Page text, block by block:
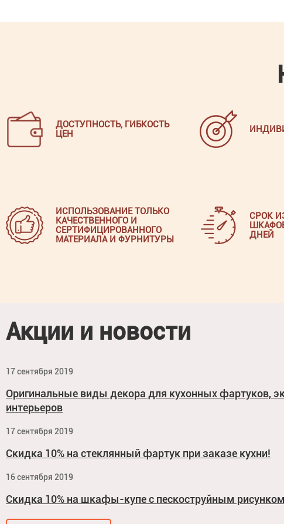
ДОСТУПНОСТЬ, ГИБКОСТЬ
ЦЕН
ИСПОЛЬЗОВАНИЕ ТОЛЬКО
КАЧЕСТВЕННОГО И
СЕРТИФИЦИРОВАННОГО
МАТЕРИАЛА И ФУРНИТУРЫ
СРОК
ДНЕЙ
Акции и новости
17 сентября 2019
Оригинальные виды декора для кухонных фартуков,
интерьеров
17 сентября 2019
Скидка 10% на стеклянный фартук при заказе кухни!
16 сентября 2019
Скидка 10% на шкафы-купе с пескоструйным рисунком